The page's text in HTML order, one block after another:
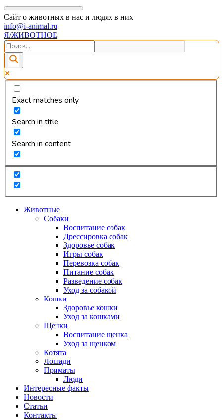
Сайт о животных в нас и людях в них
info@i-animal.ru
Я/ЖИВОТНОЕ
Exact matches only
Search in title
Search in content
Животные
Собаки
Воспитание собак
Дрессировка собак
Здоровье собак
Игры собак
Перевозка собак
Питание собак
Разведение собак
Уход за собакой
Кошки
Здоровье кошки
Уход за кошками
Щенки
Воспитание щенка
Уход за щенком
Котята
Лошади
Приматы
Люди
Интересные факты
Новости
Статьи
Контакты